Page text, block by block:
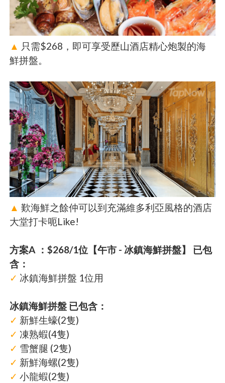
▲ 只需$268，即可享受歷山酒店精心炮製的海
鮮拼盤。
▲ 歎海鮮之餘仲可以到充滿維多利亞風格的酒店
大堂打卡呃Like!
方案A ：$268/1位【午市 - 冰鎮海鮮拼盤】 已包
含：
✓ 冰鎮海鮮拼盤 1位用
冰鎮海鮮拼盤 已包含：
✓ 新鮮生蠔(2隻)
✓ 凍熟蝦(4隻)
✓ 雪蟹腿 (2隻)
✓ 新鮮海螺(2隻)
✓ 小龍蝦(2隻)